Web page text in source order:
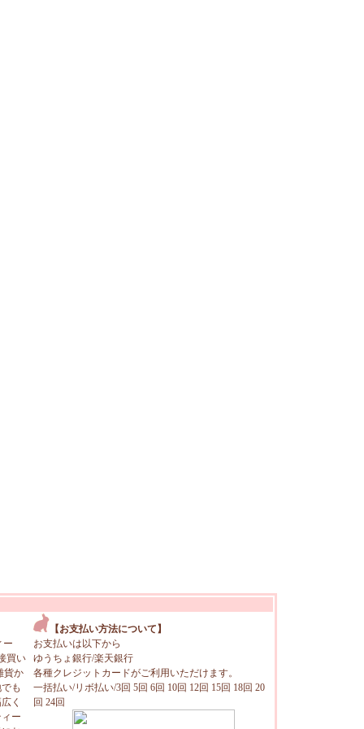
ー
買い
貨か
も
く
ー
【お支払い方法について】
お支払いは以下から
ゆうちょ銀行/楽天銀行
各種クレジットカードがご利用いただけます。
一括払い/リボ払い/3回 5回 6回 10回 12回 15回 18回 20
回 24回